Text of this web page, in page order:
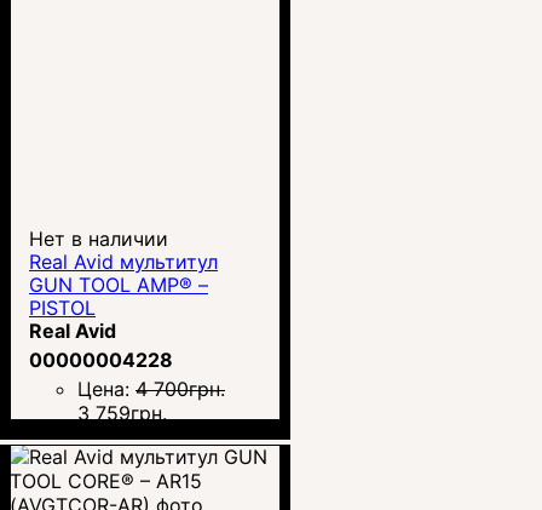
Нет в наличии
Real Avid мультитул
GUN TOOL AMP® –
PISTOL
Real Avid
00000004228
Цена: 4 700грн.
3 759грн.